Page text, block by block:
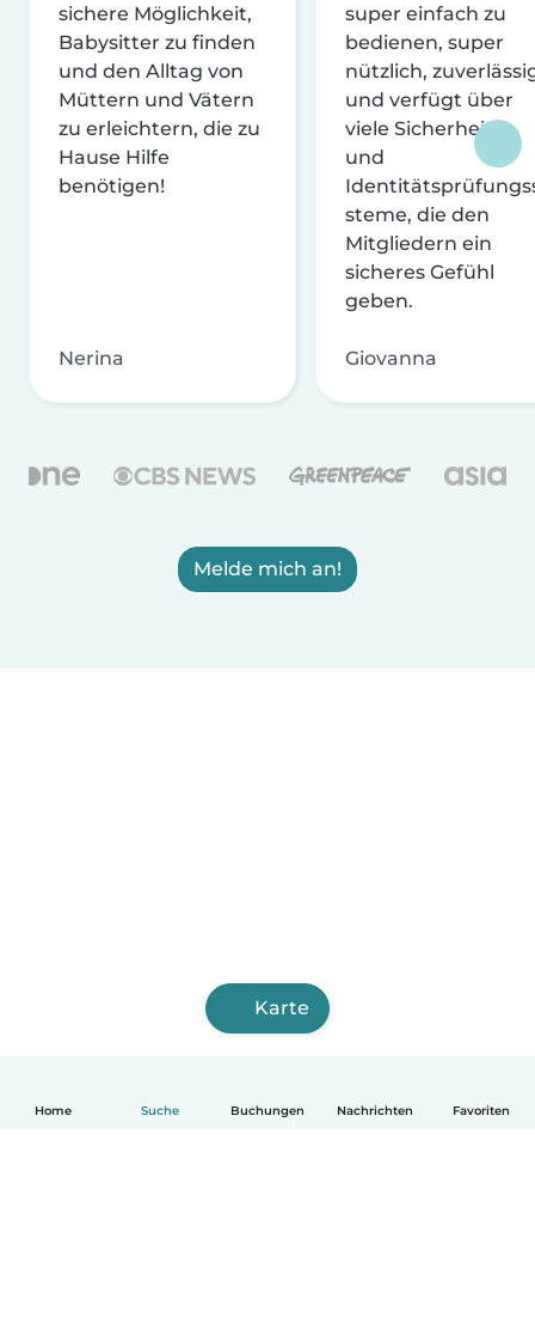
Home Suche Buchungen Nachrichten Favoriten
sichere Möglichkeit,
Babysitter zu finden
und den Alltag von
Müttern und Vätern
zu erleichtern, die zu
Hause Hilfe
benötigen!
Nerina
super einfach zu
bedienen, super
nützlich,
und verfügt über
viele Sicherheits-
und
steme, die den
Mitgliedern ein
sicheres Gefühl
geben.
Giovanna
Melde mich an!
Karte